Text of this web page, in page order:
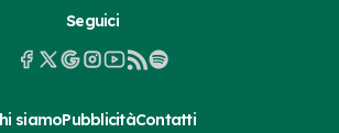
Seguici
siamoPubblicitàContatti